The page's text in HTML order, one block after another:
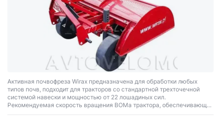
Активная почвофреза Wirax предназначена для обработки любых
типов почв, подходит для тракторов со стандартной трехточечной
системой навески и мощностью от 22 лошадиных сил.
Рекомендуемая скорость вращения ВОМа трактора, обеспечивающая
нормальную работу почвофрезы, – 540 оборотов в минуту